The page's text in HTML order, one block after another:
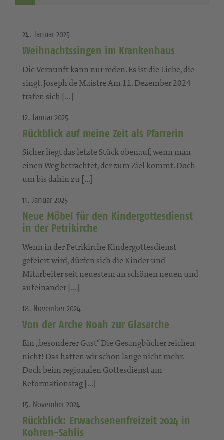
24. Januar 2025
Weihnachtssingen im Krankenhaus
Die Vernunft kann nur reden. Es ist die Liebe, die
singt. Joseph de Maistre Am 11. Dezember 2024
trafen sich […]
12. Januar 2025
Rückblick auf meine Zeit als Pfarrerin
Sicher liegt das letzte Stück obenauf, wenn man
einen Weg betrachtet, der zum Ziel kommt. Doch
um bis dahin zu […]
11. Januar 2025
Neue Möbel für den Kindergottesdienst
in der Petrikirche
Wenn in der Petrikirche Kindergottesdienst
gefeiert wird, dürfen sich die Kinder und
Mitarbeiter seit neuestem an schönen neuen und
aufeinander […]
18. November 2024
Von der Arche Noah zur Glasarche
Ein „besonderer Gast“ Die Gesangbücher reichen
nicht! Das hatten wir schon lange nicht mehr.
Doch beim regionalen Gottesdienst am
Reformationstag […]
15. November 2024
Rückblick: Erwachsenenfreizeit 2024 in
Kohren-Sahlis